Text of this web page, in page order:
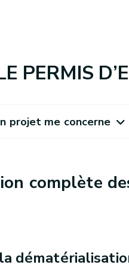
PERMIS
projet me concerne
complète